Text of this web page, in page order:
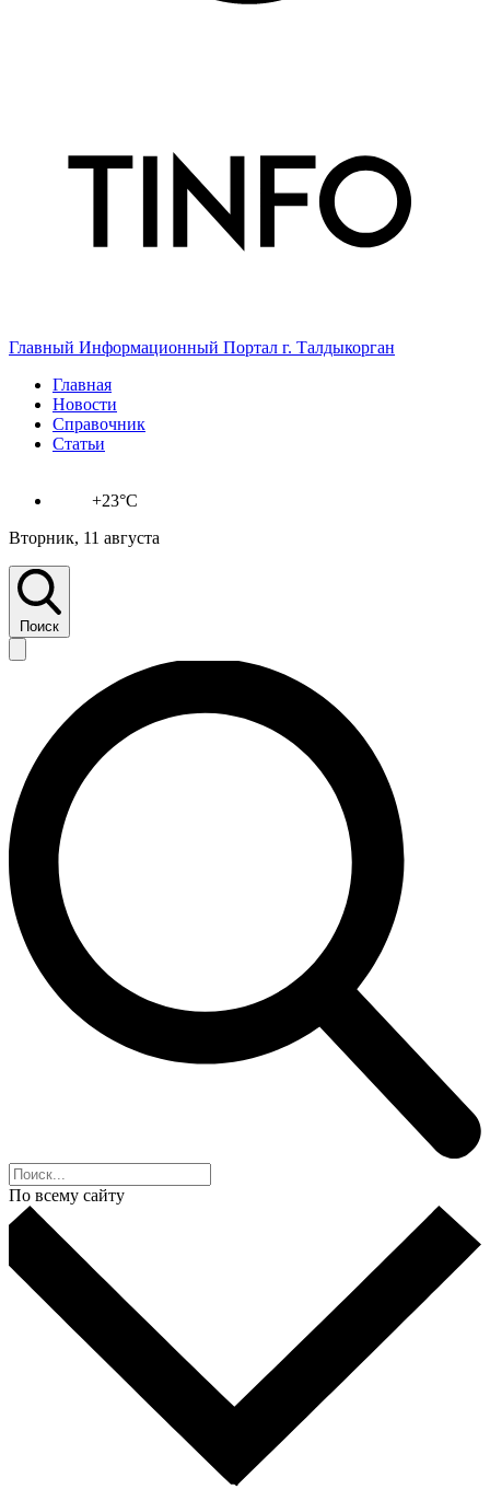
Главный Информационный Портал г. Талдыкорган
Главная
Новости
Справочник
Статьи
+23°C
Вторник, 11 августа
Поиск
По всему сайту